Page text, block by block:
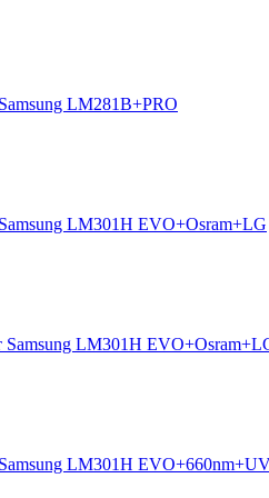
LM281B+PRO
LM301H EVO+Osram+LG
Samsung LM301H
LM301H